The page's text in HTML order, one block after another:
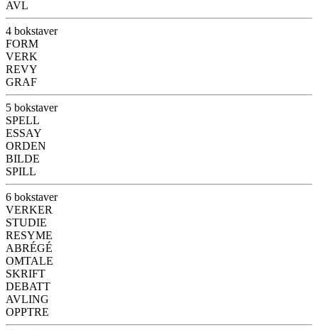
AVL
4 bokstaver
FORM
VERK
REVY
GRAF
5 bokstaver
SPELL
ESSAY
ORDEN
BILDE
SPILL
6 bokstaver
VERKER
STUDIE
RESYME
ABRÉGÉ
OMTALE
SKRIFT
DEBATT
AVLING
OPPTRE